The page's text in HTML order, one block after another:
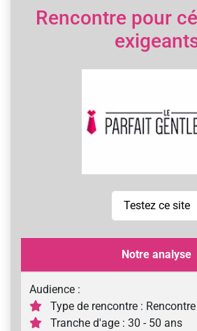
Rencontre pour
Testez ce site
Notre analyse
Audience :
Type de rencontre :
Tranche d'age : 30 - 50 ans